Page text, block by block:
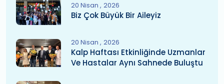
20 Nisan 2026
Biz Çok Büyük Bir Aileyiz
20 Nisan 2026
Kalp Haftası Etkinliğinde Uzmanlar
Ve Hastalar Aynı Sahnede Buluştu